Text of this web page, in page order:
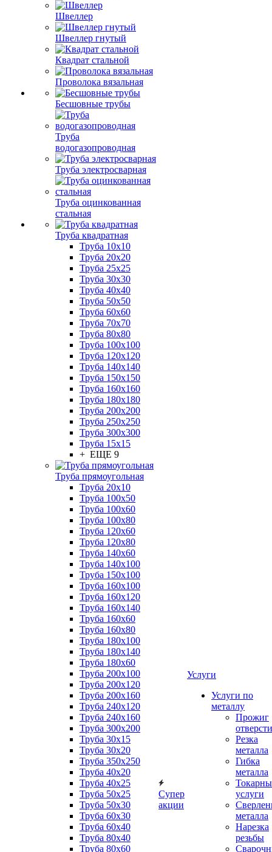
Швеллер
Швеллер гнутый
Квадрат стальной
Проволока вязальная
Бесшовные трубы
Труба
водогазопроводная
Труба электросварная
Труба оцинкованная
стальная
Труба квадратная
Труба 10x10
Труба 20x20
Труба 25x25
Труба 30x30
Труба 40x40
Труба 50x50
Труба 60x60
Труба 70x70
Труба 80x80
Труба 100x100
Труба 120x120
Труба 140x140
Труба 150x150
Труба 160x160
Труба 180x180
Труба 200x200
Труба 250x250
Труба 300x300
Труба 15x15
+ ЕЩЕ 9
Труба прямоугольная
Труба 20x10
Труба 100x50
Труба 100x60
Труба 100x80
Труба 120x60
Труба 120x80
Труба 140x60
Труба 140x100
Труба 150x100
Труба 160x100
Труба 160x120
Труба 160x140
Труба 160x60
Труба 160x80
Труба 180x100
Труба 180x140
Труба 180x60
Труба 200x100
Труба 200x120
Труба 200x160
Труба 240x120
Труба 240x160
Труба 300x200
Труба 30x15
Труба 30x20
Труба 350x250
Труба 40x20
Труба 40x25
Труба 50x25
Труба 50x30
Труба 60x30
Труба 60x40
Труба 80x40
Труба 80x60
Супер
акции
Услуги
Услуги по
металлу
Прожиг
Резка
металла
Гибка
металла
услуги
металла
Нарезка
резьбы